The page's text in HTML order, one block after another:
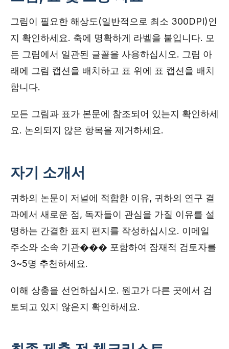
그림이 필요한 해상도(일반적으로 최소 300DPI)인
지 확인하세요. 축에 명확하게 라벨을 붙입니다. 모
든 그림에서 일관된 글꼴을 사용하십시오. 그림 아
래에 그림 캡션을 배치하고 표 위에 표 캡션을 배치
합니다.
모든 그림과 표가 본문에 참조되어 있는지 확인하세
요. 논의되지 않은 항목을 제거하세요.
자기 소개서
귀하의 논문이 저널에 적합한 이유, 귀하의 연구 결
과에서 새로운 점, 독자들이 관심을 가질 이유를 설
명하는 간결한 표지 편지를 작성하십시오. 이메일
주소와 소속 기관��� 포함하여 잠재적 검토자를
3~5명 추천하세요.
이해 상충을 선언하십시오. 원고가 다른 곳에서 검
토되고 있지 않은지 확인하세요.